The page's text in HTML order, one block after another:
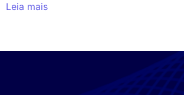
Leia mais